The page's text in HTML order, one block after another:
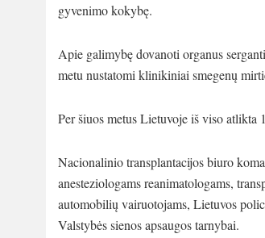
gyvenimo kokybę.
Apie galimybę dovanoti organus
metu nustatomi klinikiniai smegenų
Per šiuos metus Lietuvoje iš viso atlikta
Nacionalinio transplantacijos biuro
anesteziologams reanimatologams,
automobilių vairuotojams, Lietuvos
Valstybės sienos apsaugos tarnybai.